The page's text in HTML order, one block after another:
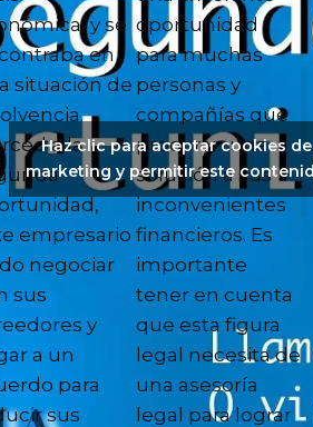
y se
en
situación de
a la
empresario
negociar
sus
y
a un
para
sus
oportunidad
para muchas
personas y
compañías que
procuran una
solución a sus
inconvenientes
financieros. Es
importante
tener en cuenta
que esta figura
legal necesita de
una asesoría
legal para lograr
Haz clic para aceptar cookies de
marketing y permitir este